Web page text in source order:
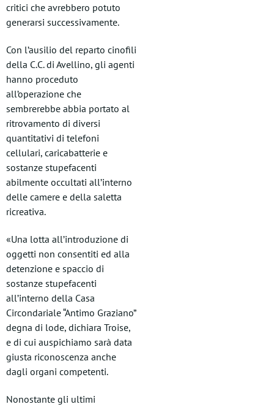
critici che avrebbero potuto
generarsi successivamente.
Con l’ausilio del reparto cinofili
della C.C. di Avellino, gli agenti
hanno proceduto
all’operazione che
sembrerebbe abbia portato al
ritrovamento di diversi
quantitativi di telefoni
cellulari, caricabatterie e
sostanze stupefacenti
abilmente occultati all’interno
delle camere e della saletta
ricreativa.
«Una lotta all’introduzione di
oggetti non consentiti ed alla
detenzione e spaccio di
sostanze stupefacenti
all’interno della Casa
Circondariale “Antimo Graziano”
degna di lode, dichiara Troise,
e di cui auspichiamo sarà data
giusta riconoscenza anche
dagli organi competenti.
Nonostante gli ultimi